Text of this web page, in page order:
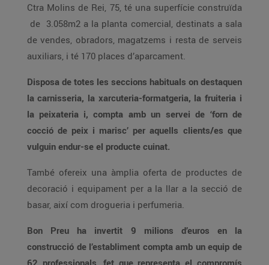
Ctra Molins de Rei, 75, té una superfície construïda
de 3.058m2 a la planta comercial, destinats a sala
de vendes, obradors, magatzems i resta de serveis
auxiliars, i té 170 places d’aparcament.
Disposa de totes les seccions habituals on destaquen
la carnisseria, la xarcuteria-formatgeria, la fruiteria i
la peixateria i, compta amb un servei de ‘forn de
cocció de peix i marisc’ per aquells clients/es que
vulguin endur-se el producte cuinat.
També ofereix una àmplia oferta de productes de
decoració i equipament per a la llar a la secció de
basar, així com drogueria i perfumeria.
Bon Preu ha invertit 9 milions d’euros en la
construcció de l’establiment compta amb un equip de
62 professionals, fet que representa el compromís